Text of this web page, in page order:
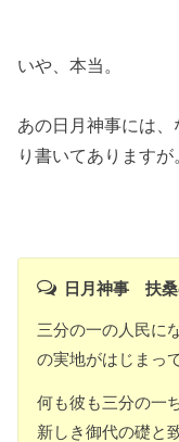
いや、本当。
あの日月神事には
り書いてありますが
日月神事 扶
三分の一の人民に
の実地がはじまっ
何も彼も三分の一
新しき御代の礎と